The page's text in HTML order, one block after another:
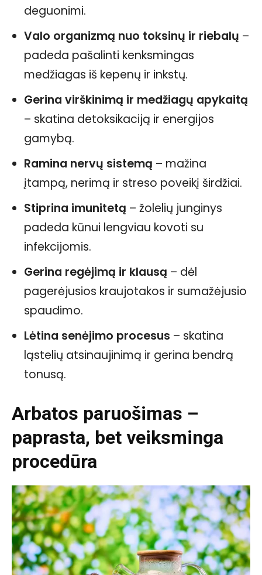
deguonimi.
Valo organizmą nuo toksinų ir riebalų –
padeda pašalinti kenksmingas
medžiagas iš kepenų ir inkstų.
Gerina virškinimą ir medžiagų apykaitą
– skatina detoksikaciją ir energijos
gamybą.
Ramina nervų sistemą – mažina
įtampą, nerimą ir streso poveikį širdžiai.
Stiprina imunitetą – žolelių junginys
padeda kūnui lengviau kovoti su
infekcijomis.
Gerina regėjimą ir klausą – dėl
pagerėjusios kraujotakos ir sumažėjusio
spaudimo.
Lėtina senėjimo procesus – skatina
ląstelių atsinaujinimą ir gerina bendrą
tonusą.
Arbatos paruošimas –
paprasta, bet veiksminga
procedūra